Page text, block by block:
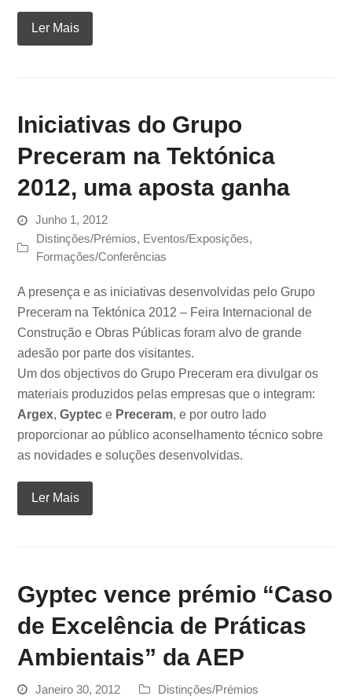
Ler Mais
Iniciativas do Grupo
Preceram na Tektónica
2012, uma aposta ganha
Junho 1, 2012
Distinções/Prémios, Eventos/Exposições,
Formações/Conferências
A presença e as iniciativas desenvolvidas pelo Grupo
Preceram na Tektónica 2012 – Feira Internacional de
Construção e Obras Públicas foram alvo de grande
adesão por parte dos visitantes.
Um dos objectivos do Grupo Preceram era divulgar os
materiais produzidos pelas empresas que o integram:
Argex,Gyptec e Preceram, e por outro lado
proporcionar ao público aconselhamento técnico sobre
as novidades e soluções desenvolvidas.
Ler Mais
Gyptec vence prémio “Caso
de Excelência de Práticas
Ambientais” da AEP
Janeiro 30, 2012 Distinções/Prémios